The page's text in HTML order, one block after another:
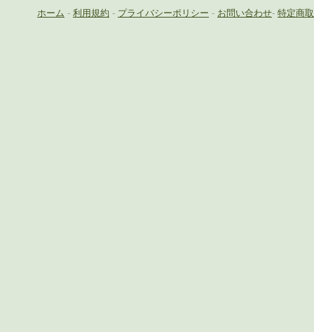
ホーム - 利用規約 - プライバシーポリシー - お問い合わせ- 特定商